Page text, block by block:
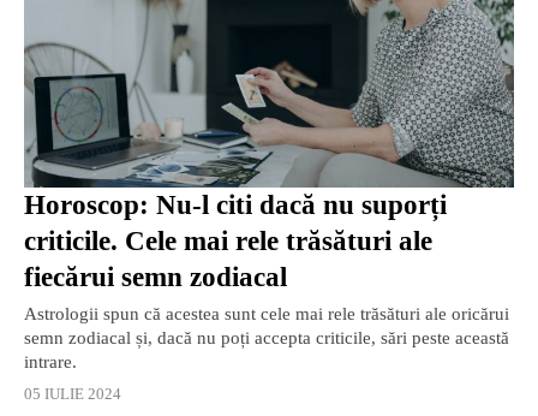
Horoscop: Nu-l citi dacă nu suporți
criticile. Cele mai rele trăsături ale
fiecărui semn zodiacal
Astrologii spun că acestea sunt cele mai rele trăsături ale oricărui
semn zodiacal și, dacă nu poți accepta criticile, sări peste această
intrare.
05 IULIE 2024